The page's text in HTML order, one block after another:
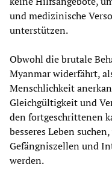
und medizinische
unterstützen.
Obwohl die brutale
Myanmar widerfährt,
Menschlichkeit
Gleichgültigkeit und
den fortgeschrittenen
besseres Leben
Gefängniszellen und
werden.